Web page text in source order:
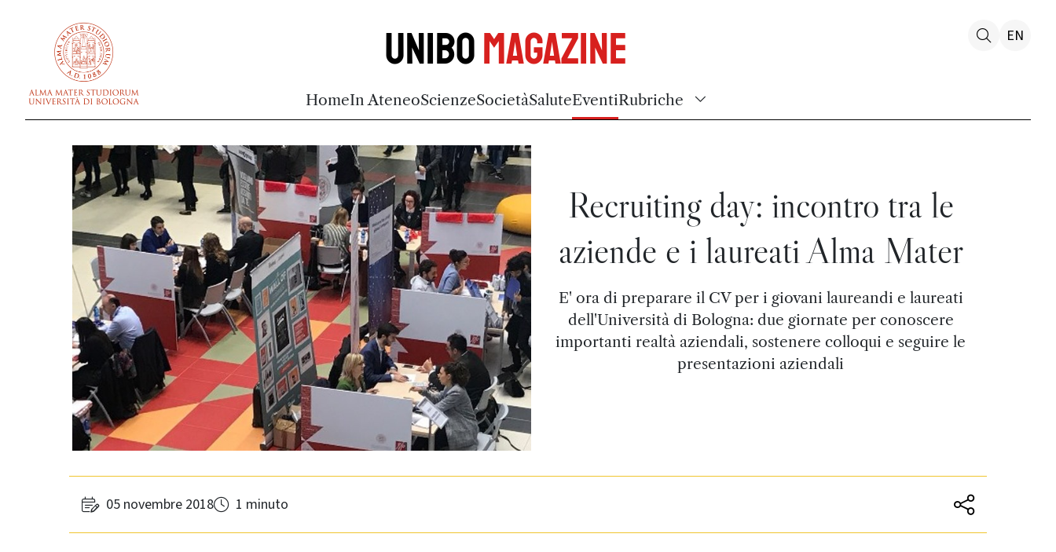
UniboMagazine
HomeIn AteneoScienzeSocietàSaluteEventiRubriche
EN
Recruiting day: incontro tra le
aziende e i laureati Alma Mater
E' ora di preparare il CV per i giovani laureandi e laureati
dell'Università di Bologna: due giornate per conoscere
importanti realtà aziendali, sostenere colloqui e seguire le
presentazioni aziendali
05 novembre 2018 1 minuto